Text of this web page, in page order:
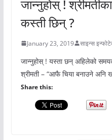
जान्नुहोस् !
कस्ती छिन् ?
January 23, 2019 साइन्स
जान्नुहोस् ! यस्ता छन् अहिलेको
श्रीमती – “आफै चिया बनाउने अनि
Share this: